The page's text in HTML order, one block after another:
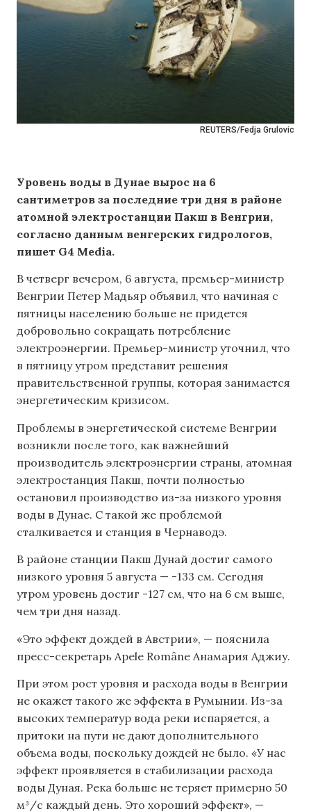
REUTERS/Fedja Grulovic
Уровень воды в Дунае вырос на 6
сантиметров за последние три дня в районе
атомной электростанции Пакш в Венгрии,
согласно данным венгерских гидрологов,
пишет G4 Media.
В четверг вечером, 6 августа, премьер-министр
Венгрии Петер Мадьяр объявил, что начиная с
пятницы населению больше не придется
добровольно сокращать потребление
электроэнергии. Премьер-министр уточнил, что
в пятницу утром представит решения
правительственной группы, которая занимается
энергетическим кризисом.
Проблемы в энергетической системе Венгрии
возникли после того, как важнейший
производитель электроэнергии страны, атомная
электростанция Пакш, почти полностью
остановил производство из-за низкого уровня
воды в Дунае. С такой же проблемой
сталкивается и станция в Чернаводэ.
В районе станции Пакш Дунай достиг самого
низкого уровня 5 августа — -133 см. Сегодня
утром уровень достиг -127 см, что на 6 см выше,
чем три дня назад.
«Это эффект дождей в Австрии», — пояснила
пресс-секретарь Apele Române Анамария Аджиу.
При этом рост уровня и расхода воды в Венгрии
не окажет такого же эффекта в Румынии. Из-за
высоких температур вода реки испаряется, а
притоки на пути не дают дополнительного
объема воды, поскольку дождей не было. «У нас
эффект проявляется в стабилизации расхода
воды Дуная. Река больше не теряет примерно 50
м³/с каждый день. Это хороший эффект», —